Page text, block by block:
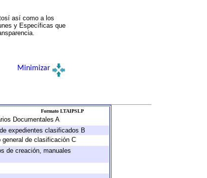
así como a los
y Específicas que
Minimizar
Formato LTAIPSLP
Documentales A
expedientes clasificados B
de clasificación C
de creación, manuales